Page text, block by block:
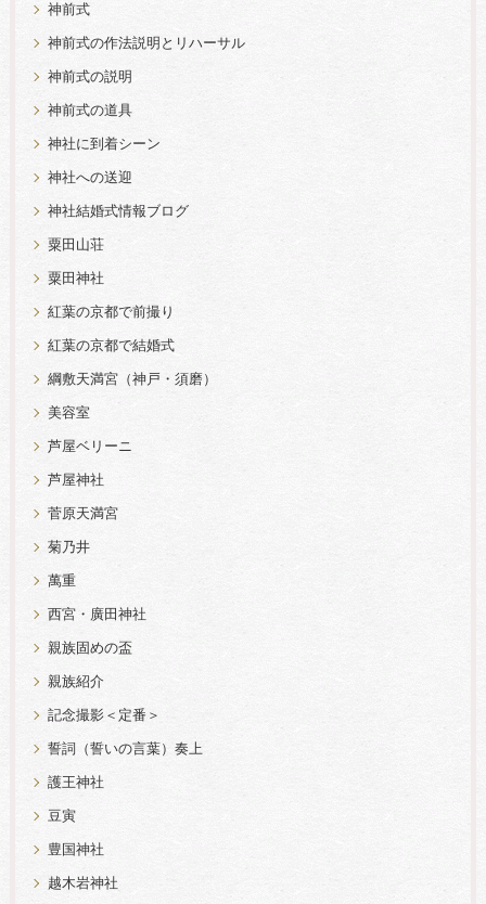
神前式
神前式の作法説明とリハーサル
神前式の説明
神前式の道具
神社に到着シーン
神社への送迎
神社結婚式情報ブログ
粟田山荘
粟田神社
紅葉の京都で前撮り
紅葉の京都で結婚式
綱敷天満宮（神戸・須磨）
美容室
芦屋ベリーニ
芦屋神社
菅原天満宮
菊乃井
萬重
西宮・廣田神社
親族固めの盃
親族紹介
記念撮影＜定番＞
誓詞（誓いの言葉）奏上
護王神社
豆寅
豊国神社
越木岩神社